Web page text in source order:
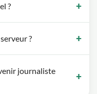
?
?
journaliste